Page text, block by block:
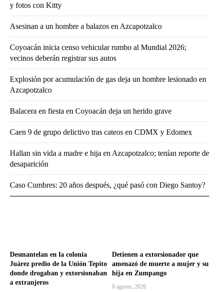
Desmantelan en la colonia
Juárez predio de la Unión Tepito
donde drogaban y extorsionaban
a extranjeros
Detienen a extorsionador que
amenazó de muerte a mujer y su
hija en Zumpango
8 agosto, 2026
y fotos con Kitty
Asesinan a un hombre a balazos en Azcapotzalco
Coyoacán inicia censo vehicular rumbo al Mundial 2026;
vecinos deberán registrar sus autos
Explosión por acumulación de gas deja un hombre lesionado en
Azcapotzalco
Balacera en fiesta en Coyoacán deja un herido grave
Caen 9 de grupo delictivo tras cateos en CDMX y Edomex
Hallan sin vida a madre e hija en Azcapotzalco; tenían reporte de
desaparición
Caso Cumbres: 20 años después, ¿qué pasó con Diego Santoy?